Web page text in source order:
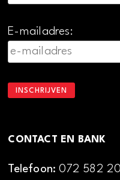
E-mailadres:
CONTACT EN BANK
Telefoon:072 582